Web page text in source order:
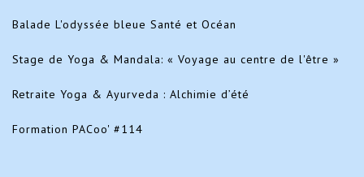
Balade L'odyssée bleue Santé et Océan
Stage de Yoga & Mandala: « Voyage au centre de l'être »
Retraite Yoga & Ayurveda : Alchimie d’été
Formation PACoo' #114